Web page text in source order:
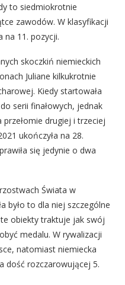
to siedmiokrotnie
zawodów. W klasyfikacji
na 11. pozycji.
skoczkiń niemieckich
Juliane kilkukrotnie
Kiedy startowała
serii finałowych, jednak
przełomie drugiej i trzeciej
ukończyła na 28.
się jedynie o dwa
Świata w
było to dla niej szczególne
obiekty traktuje jak swój
medalu. W rywalizacji
natomiast niemiecka
dość rozczarowującej 5.